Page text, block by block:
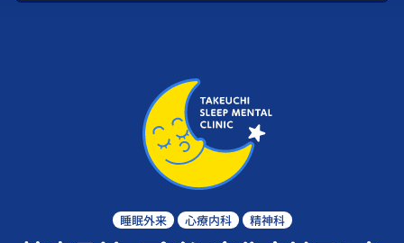
睡眠外来 心療内科 精神科